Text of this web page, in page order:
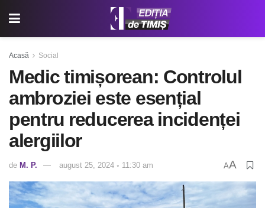
Acasă Social
Medic timișorean: Controlul
ambroziei este esențial
pentru reducerea incidenței
alergiilor
de M. P. august 25, 2024 ◦ 11:30 am AA